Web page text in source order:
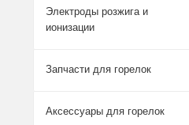
Электроды розжига и
ионизации
Запчасти для горелок
Аксессуары для горелок